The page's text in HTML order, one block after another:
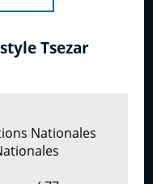
Tsezar
Nationales